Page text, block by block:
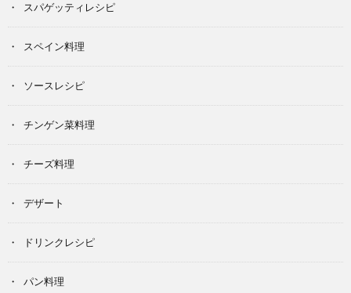
スパゲッティレシピ
スペイン料理
ソースレシピ
チンゲン菜料理
チーズ料理
デザート
ドリンクレシピ
パン料理